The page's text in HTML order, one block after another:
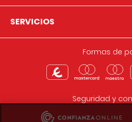
SERVICIOS
Formas de
Seguridad y